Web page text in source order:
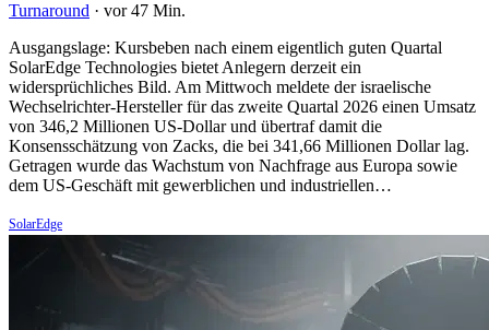
Turnaround · vor 47 Min.
Ausgangslage: Kursbeben nach einem eigentlich guten Quartal
SolarEdge Technologies bietet Anlegern derzeit ein
widersprüchliches Bild. Am Mittwoch meldete der israelische
Wechselrichter-Hersteller für das zweite Quartal 2026 einen Umsatz
von 346,2 Millionen US-Dollar und übertraf damit die
Konsensschätzung von Zacks, die bei 341,66 Millionen Dollar lag.
Getragen wurde das Wachstum von Nachfrage aus Europa sowie
dem US-Geschäft mit gewerblichen und industriellen…
SolarEdge